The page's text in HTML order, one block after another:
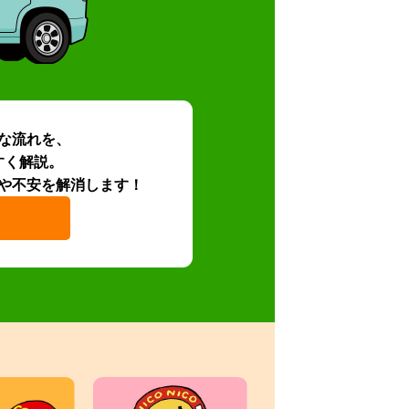
流れを、
解説。
不安を解消します！